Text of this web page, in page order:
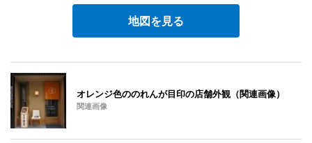
地図を見る
オレンジ色ののれんが目印の店舗外観（関連画像）
関連画像